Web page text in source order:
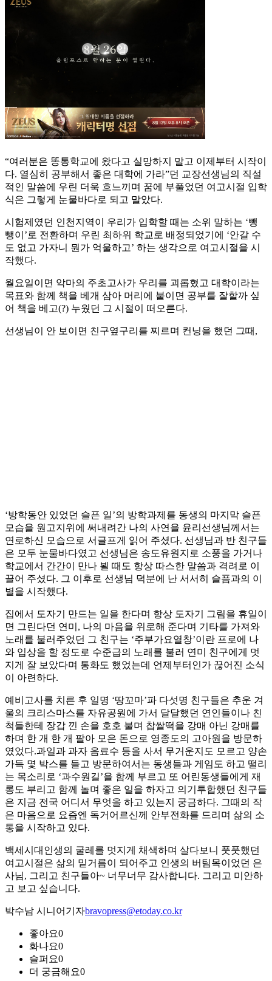
“여러분은 똥통학교에 왔다고 실망하지 말고 이제부터 시작이
다. 열심히 공부해서 좋은 대학에 가라”던 교장선생님의 직설
적인 말씀에 우린 더욱 흐느끼며 꿈에 부풀었던 여고시절 입학
식은 그렇게 눈물바다로 되고 말았다.
시험제였던 인천지역이 우리가 입학할 때는 소위 말하는 ‘뺑
뺑이’로 전환하며 우린 최하위 학교로 배정되었기에 ‘안갈 수
도 없고 가자니 뭔가 억울하고’ 하는 생각으로 여고시절을 시
작했다.
월요일이면 악마의 주초고사가 우리를 괴롭혔고 대학이라는
목표와 함께 책을 베개 삼아 머리에 붙이면 공부를 잘할까 싶
어 책을 베고(?) 누웠던 그 시절이 떠오른다.
선생님이 안 보이면 친구옆구리를 찌르며 컨닝을 했던 그때,
‘방학동안 있었던 슬픈 일’의 방학과제를 동생의 마지막 슬픈
모습을 원고지위에 써내려간 나의 사연을 윤리선생님께서는
연로하신 모습으로 서글프게 읽어 주셨다. 선생님과 반 친구들
은 모두 눈물바다였고 선생님은 송도유원지로 소풍을 가거나
학교에서 간간이 만나 뵐 때도 항상 따스한 말씀과 격려로 이
끌어 주셨다. 그 이후로 선생님 덕분에 난 서서히 슬픔과의 이
별을 시작했다.
집에서 도자기 만드는 일을 한다며 항상 도자기 그림을 휴일이
면 그린다던 연미, 나의 마음을 위로해 준다며 기타를 가져와
노래를 불러주었던 그 친구는 ‘주부가요열창’이란 프로에 나
와 입상을 할 정도로 수준급의 노래를 불러 연미 친구에게 멋
지게 잘 보았다며 통화도 했었는데 언제부터인가 끊어진 소식
이 아련하다.
예비고사를 치른 후 일명 ‘땅꼬마’파 다섯명 친구들은 추운 겨
울의 크리스마스를 자유공원에 가서 달달했던 연인들이나 친
척들한테 장갑 낀 손을 호호 불며 찹쌀떡을 강매 아닌 강매를
하며 한 개 한 개 팔아 모은 돈으로 영종도의 고아원을 방문하
였었다.과일과 과자 음료수 등을 사서 무거운지도 모르고 양손
가득 몇 박스를 들고 방문하여서는 동생들과 게임도 하고 떨리
는 목소리로 ‘과수원길’을 함께 부르고 또 어린동생들에게 재
롱도 부리고 함께 놀며 좋은 일을 하자고 의기투합했던 친구들
은 지금 전국 어디서 무엇을 하고 있는지 궁금하다. 그때의 작
은 마음으로 요즘엔 독거어르신께 안부전화를 드리며 삶의 소
통을 시작하고 있다.
백세시대인생의 굴레를 멋지게 채색하며 살다보니 풋풋했던
여고시절은 삶의 밑거름이 되어주고 인생의 버팀목이었던 은
사님, 그리고 친구들아~ 너무너무 감사합니다. 그리고 미안하
고 보고 싶습니다.
박수남 시니어기자bravopress@etoday.co.kr
좋아요0
화나요0
슬퍼요0
더 궁금해요0